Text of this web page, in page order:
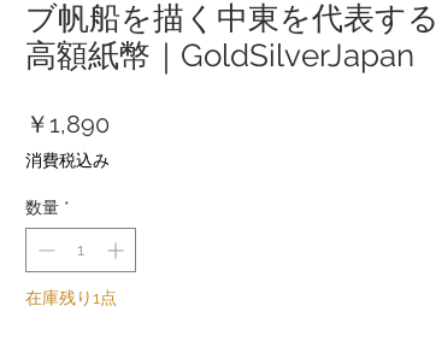
ブ帆船を描く中東を代表する
高額紙幣｜GoldSilverJapan
￥1,890
消費税込み
数量 *
在庫残り1点